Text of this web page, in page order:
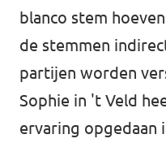
blanco stem
de stemmen
partijen worden
Sophie in 't Veld
ervaring opgedaan